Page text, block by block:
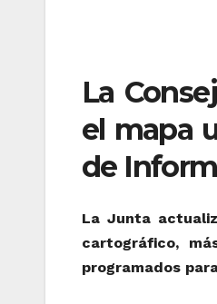
La
el mapa
de
La Junta
cartográfico,
programados